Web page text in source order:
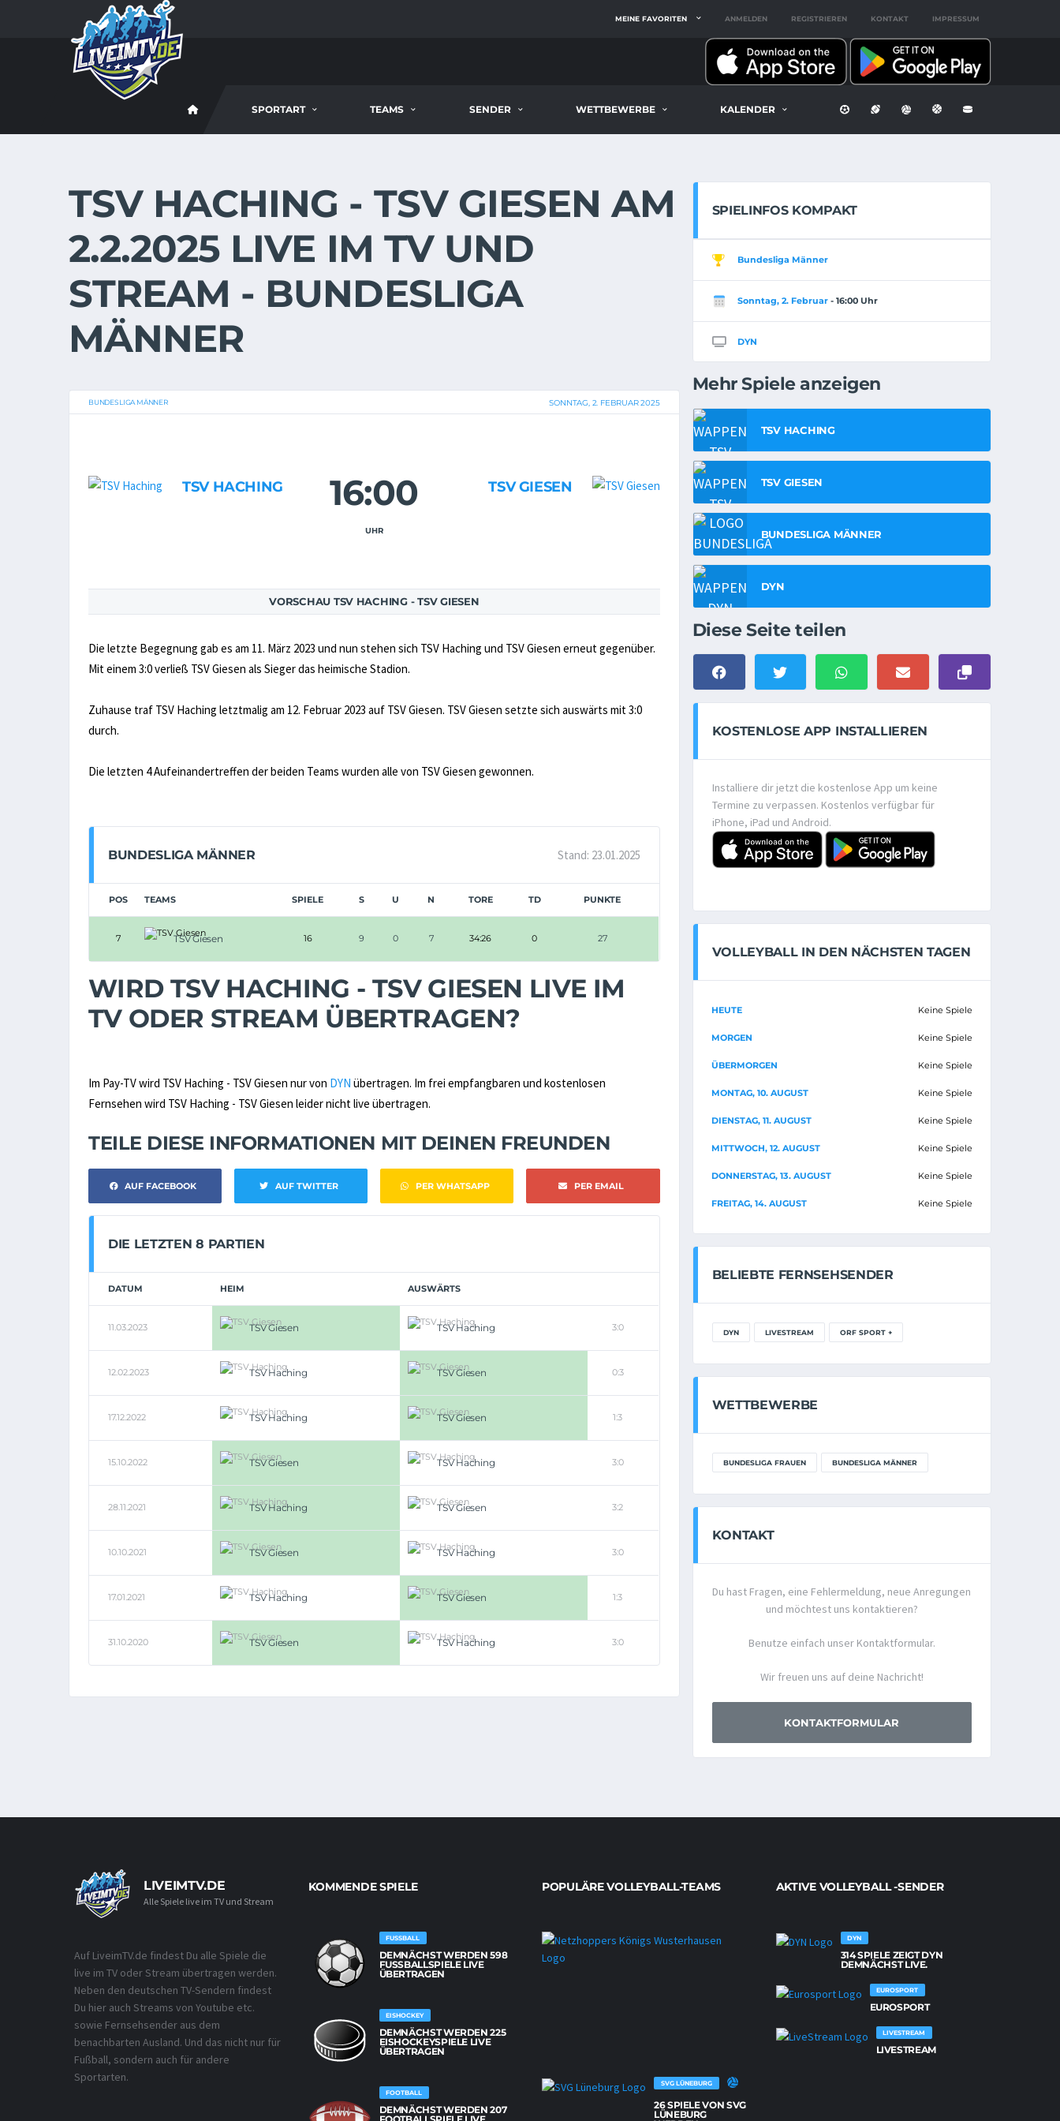
MEINE FAVORITEN ANMELDEN REGISTRIEREN KONTAKT IMPRESSUM
SPORTART TEAMS SENDER WETTBEWERBE KALENDER
TSV HACHING - TSV GIESEN AM
2.2.2025 LIVE IM TV UND
STREAM - BUNDESLIGA
MÄNNER
BUNDESLIGA MÄNNER SONNTAG, 2. FEBRUAR 2025
TSV HACHING 16:00
UHR
TSV GIESEN
VORSCHAU TSV HACHING - TSV GIESEN
Die letzte Begegnung gab es am 11. März 2023 und nun stehen sich TSV Haching und TSV Giesen erneut gegenüber.
Mit einem 3:0 verließ TSV Giesen als Sieger das heimische Stadion.
Zuhause traf TSV Haching letztmalig am 12. Februar 2023 auf TSV Giesen. TSV Giesen setzte sich auswärts mit 3:0
durch.
Die letzten 4 Aufeinandertreffen der beiden Teams wurden alle von TSV Giesen gewonnen.
BUNDESLIGA MÄNNER Stand: 23.01.2025
POS TEAMS SPIELE S U N TORE TD PUNKTE
7 TSV Giesen 16 9 0 7 34:26 0 27
WIRD TSV HACHING - TSV GIESEN LIVE IM
TV ODER STREAM ÜBERTRAGEN?
Im Pay-TV wird TSV Haching - TSV Giesen nur von DYN übertragen. Im frei empfangbaren und kostenlosen
Fernsehen wird TSV Haching - TSV Giesen leider nicht live übertragen.
TEILE DIESE INFORMATIONEN MIT DEINEN FREUNDEN
AUF FACEBOOK AUF TWITTER PER WHATSAPP PER EMAIL
DIE LETZTEN 8 PARTIEN
DATUM HEIM AUSWÄRTS
11.03.2023 TSV Giesen TSV Haching 3:0
12.02.2023 TSV Haching TSV Giesen 0:3
17.12.2022 TSV Haching TSV Giesen 1:3
15.10.2022 TSV Giesen TSV Haching 3:0
28.11.2021 TSV Haching TSV Giesen 3:2
10.10.2021 TSV Giesen TSV Haching 3:0
17.01.2021 TSV Haching TSV Giesen 1:3
31.10.2020 TSV Giesen TSV Haching 3:0
SPIELINFOS KOMPAKT
Bundesliga Männer
Sonntag, 2. Februar- 16:00 Uhr
DYN
Mehr Spiele anzeigen
TSV HACHING
TSV GIESEN
BUNDESLIGA MÄNNER
DYN
Diese Seite teilen
KOSTENLOSE APP INSTALLIEREN
Installiere dir jetzt die kostenlose App um keine
Termine zu verpassen. Kostenlos verfügbar für
iPhone, iPad und Android.
VOLLEYBALL IN DEN NÄCHSTEN TAGEN
HEUTE Keine Spiele
MORGEN Keine Spiele
ÜBERMORGEN Keine Spiele
MONTAG, 10. AUGUST Keine Spiele
DIENSTAG, 11. AUGUST Keine Spiele
MITTWOCH, 12. AUGUST Keine Spiele
DONNERSTAG, 13. AUGUST Keine Spiele
FREITAG, 14. AUGUST Keine Spiele
BELIEBTE FERNSEHSENDER
DYN LIVESTREAM ORF SPORT +
WETTBEWERBE
BUNDESLIGA FRAUEN BUNDESLIGA MÄNNER
KONTAKT
Du hast Fragen, eine Fehlermeldung, neue Anregungen
und möchtest uns kontaktieren?
Benutze einfach unser Kontaktformular.
Wir freuen uns auf deine Nachricht!
KONTAKTFORMULAR
LIVEIMTV.DE
Alle Spiele live im TV und Stream
Auf LiveimTV.de findest Du alle Spiele die
live im TV oder Stream übertragen werden.
Neben den deutschen TV-Sendern findest
Du hier auch Streams von Youtube etc.
sowie Fernsehsender aus dem
benachbarten Ausland. Und das nicht nur für
Fußball, sondern auch für andere
Sportarten.
KOMMENDE SPIELE
FUSSBALL
DEMNÄCHST WERDEN 598
FUSSBALLSPIELE LIVE Ü
BERTRAGEN
EISHOCKEY
DEMNÄCHST WERDEN 225
EISHOCKEYSPIELE LIVE
ÜBERTRAGEN
FOOTBALL
DEMNÄCHST WERDEN 207
POPULÄRE VOLLEYBALL-TEAMS
NETZHOPPERS KÖNIGS WUSTERHAUSEN
NETZHOPPERS
WERDEN
DEMNÄCHST
SVG LÜNEBURG
26 SPIELE VON SVG
LÜNEBURG
AKTIVE VOLLEYBALL -SENDER
DYN
314 SPIELE ZEIGT DYN
DEMNÄCHST LIVE.
EUROSPORT
EUROSPORT
LIVESTREAM
LIVESTREAM